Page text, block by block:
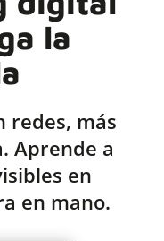
la
redes, más
Aprende a
en
en mano.